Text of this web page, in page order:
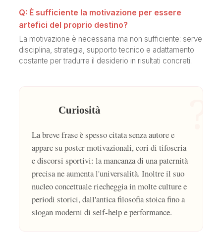
Q: È sufficiente la motivazione per essere
artefici del proprio destino?
La motivazione è necessaria ma non sufficiente: serve
disciplina, strategia, supporto tecnico e adattamento
costante per tradurre il desiderio in risultati concreti.
Curiosità
La breve frase è spesso citata senza autore e
appare su poster motivazionali, cori di tifoseria
e discorsi sportivi: la mancanza di una paternità
precisa ne aumenta l'universalità. Inoltre il suo
nucleo concettuale riecheggia in molte culture e
periodi storici, dall'antica filosofia stoica fino a
slogan moderni di self-help e performance.